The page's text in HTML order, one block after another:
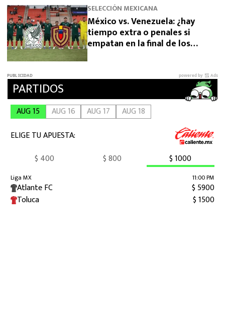
SELECCIÓN MEXICANA
México vs. Venezuela: ¿hay
tiempo extra o penales si
empatan en la final de los